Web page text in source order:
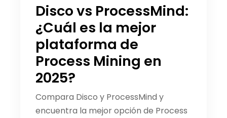
Disco vs ProcessMind:
¿Cuál es la mejor
plataforma de
Process Mining en
2025?
Compara Disco y ProcessMind y
encuentra la mejor opción de Process